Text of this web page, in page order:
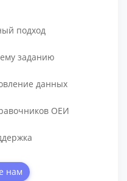
подход
заданию
данных
ОЕИ
нам